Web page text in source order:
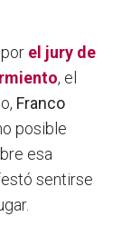
el jury de
, el
Franco
posible
esa
sentirse